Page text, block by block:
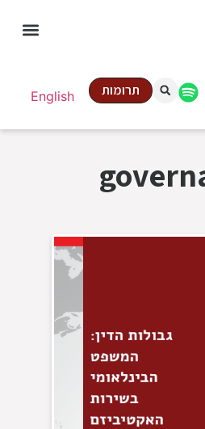
English תרומות